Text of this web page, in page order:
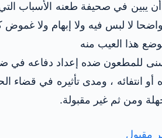
يبين في صحيفة طعنه الأسباب التي
واضحا لا لبس فيه ولا إبهام ولا
هذا العيب منه
للمطعون ضده إعداد دفاعه في
أو انتفائه ، ومدى تأثيره في
ومن ثم غير مقبولة.